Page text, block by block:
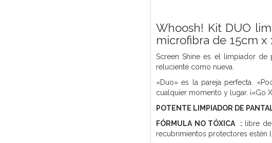
Whoosh! Kit DUO
microfibra de 15cm x
Screen Shine es el limpiador de
reluciente como nueva.
«Duo» es la pareja perfecta.
cualquier momento y lugar. ¡«Go
POTENTE LIMPIADOR DE
FÓRMULA NO TÓXICA : libre
recubrimientos protectores estén